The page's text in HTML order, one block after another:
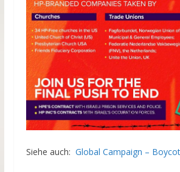
Siehe auch: Global Campaign –